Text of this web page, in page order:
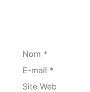
Nom *
E-mail *
Site Web